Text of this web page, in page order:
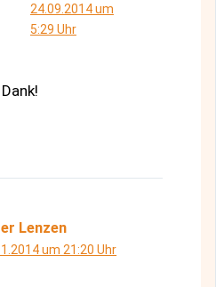
24.09.2014 um
5:29 Uhr
Lenzen
um 21:20 Uhr